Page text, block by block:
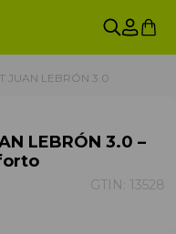
JUAN LEBRÓN 3.0
LEBRÓN 3.0 –
GTIN: 13528